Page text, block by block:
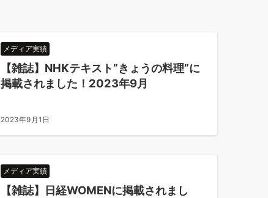
メディア実績
【雑誌】NHKテキスト”きょうの料理”に
掲載されました！2023年9月
2023年9月1日
メディア実績
【雑誌】日経WOMENに掲載されまし